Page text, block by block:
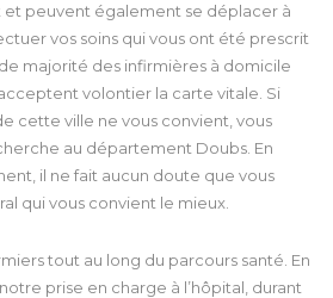
et peuvent également se déplacer à
vos soins qui vous ont été prescrit
majorité des infirmières à domicile
volontier la carte vitale. Si
cette ville ne vous convient, vous
au département Doubs. En
il ne fait aucun doute que vous
qui vous convient le mieux.
tout au long du parcours santé. En
prise en charge à l’hôpital, durant